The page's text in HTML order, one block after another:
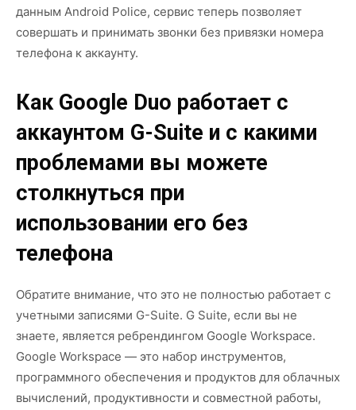
данным Android Police, сервис теперь позволяет
совершать и принимать звонки без привязки номера
телефона к аккаунту.
Как Google Duo работает с
аккаунтом G-Suite и с какими
проблемами вы можете
столкнуться при
использовании его без
телефона
Обратите внимание, что это не полностью работает с
учетными записями G-Suite. G Suite, если вы не
знаете, является ребрендингом Google Workspace.
Google Workspace — это набор инструментов,
программного обеспечения и продуктов для облачных
вычислений, продуктивности и совместной работы,